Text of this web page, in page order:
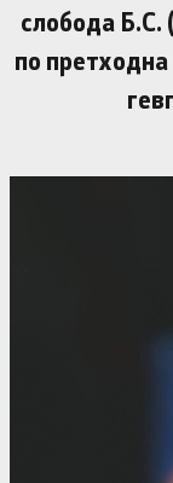
слобода Б.С.
по